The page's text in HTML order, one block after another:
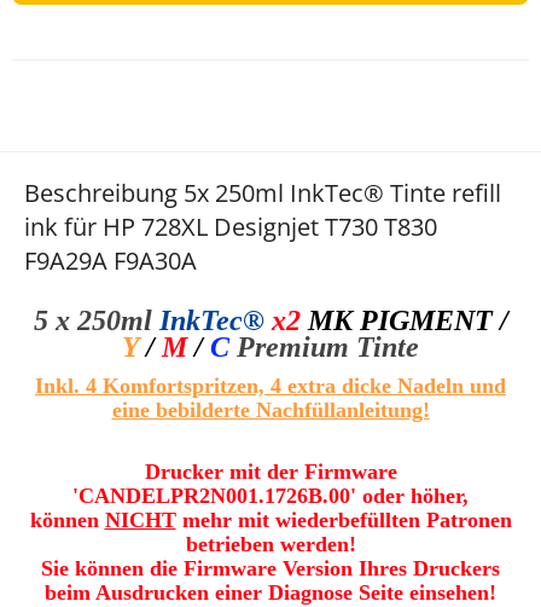
Beschreibung 5x 250ml InkTec® Tinte refill
ink für HP 728XL Designjet T730 T830
F9A29A F9A30A
5 x 250ml InkTec® x2 MK PIGMENT /
Y/ M / C Premium Tinte
Inkl. 4 Komfortspritzen, 4 extra dicke Nadeln und
eine bebilderte Nachfüllanleitung!
Drucker mit der Firmware
'CANDELPR2N001.1726B.00' oder höher,
können NICHTmehr mit wiederbefüllten Patronen
betrieben werden!
Sie können die Firmware Version Ihres Druckers
beim Ausdrucken einer Diagnose Seite einsehen!